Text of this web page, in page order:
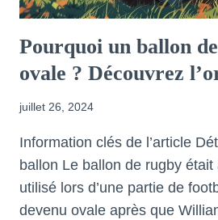
Pourquoi un ballon
ovale ? Découvrez
juillet 26, 2024
Information clés de l’article
ballon Le ballon de rugby était
utilisé lors d’une partie de
devenu ovale après que